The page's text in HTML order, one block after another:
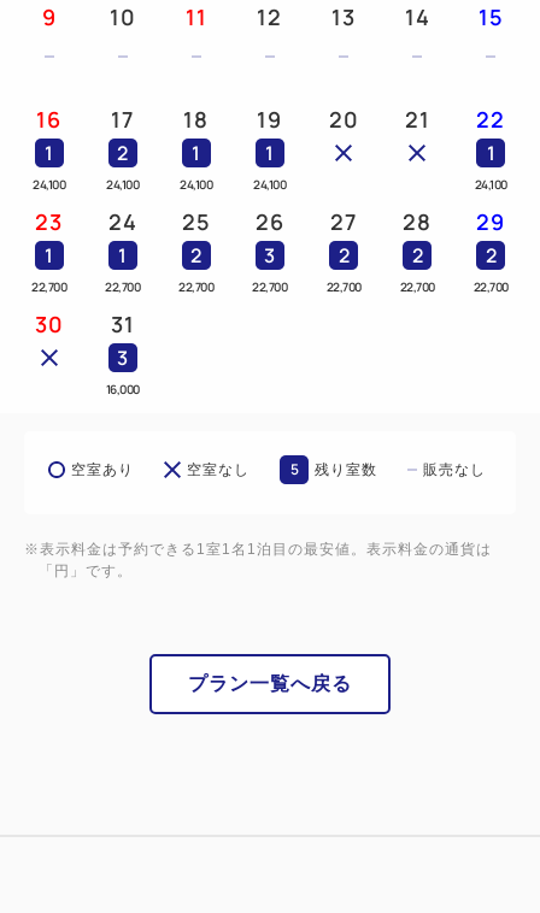
00）
す。
チェックイン時にフロントへお申し出ください。
添い寝朝食料金：0歳～5歳 無料、6歳～12歳 800
【その他のサービス】
・マリンレジャー器材ロッカー(BC・ウエットスー
・ビーチ用バスタオル無料レンタルサービス
・レンタサイクル２時間無料(台数に限りあり、事前
＊敷地内の駐車場が満車の場合は敷地外駐車場をご
利用いただきます。
9 10 11 12 13 14 15
16
1
24,100
17
2
24,100
18
1
24,100
19
1
24,100
20 21 22
1
24,100
23
1
22,700
24
1
22,700
25
2
22,700
26
3
22,700
27
2
22,700
28
2
22,700
29
2
22,700
30 31
3
16,000
空室あり 空室なし 5 残り室数 販売なし
※表示料金は予約できる1室1名1泊目の最安値。表示料金の通貨は
「円」です。
プラン一覧へ戻る